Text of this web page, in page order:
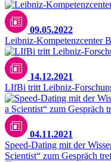
09.05.2022
Leibniz-Kompetenzcenter
14.12.2021
LIfBi tritt Leibniz-
04.11.2021
Speed-Dating mit der
Scientist“ zum Gespräch